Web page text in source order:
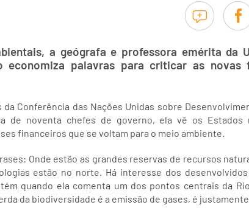
a geógrafa e professora emérita da
economiza palavras para criticar as novas
Conferência das Nações Unidas sobre
de noventa chefes de governo, ela vê os Estados
financeiros que se voltam para o meio ambiente.
Onde estão as grandes reservas de recursos
estão no norte. Há interesse dos
quando ela comenta um dos pontos centrais da
da biodiversidade é a emissão de gases, é